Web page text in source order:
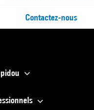
Contactez-nous